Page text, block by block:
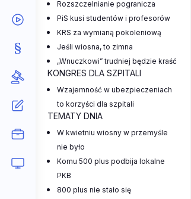
Rozszczelnianie pogranicza
PiS kusi studentów i profesorów
KRS za wymianą pokoleniową
Jeśli wiosna, to zimna
„Wnuczkowi” trudniej będzie kraść
KONGRES DLA SZPITALI
Wzajemność w ubezpieczeniach
to korzyści dla szpitali
TEMATY DNIA
W kwietniu wiosny w przemyśle
nie było
Komu 500 plus podbija lokalne
PKB
800 plus nie stało się